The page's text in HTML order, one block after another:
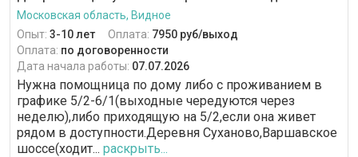
Московская область, Видное
Опыт: 3-10 лет Оплата: 7950 руб/выход
Оплата: по договоренности
Дата начала работы: 07.07.2026
Нужна помощница по дому либо с проживанием в
графике 5/2-6/1(выходные чередуются через
неделю),либо приходящую на 5/2,если она живет
рядом в доступности.Деревня Суханово,Варшавское
шоссе(ходит... раскрыть...